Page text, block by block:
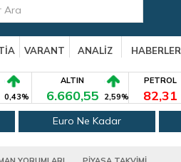
VARANT ANALİZ HABERLER
0,43%
ALTIN
6.660,55 2,59%
PETROL
82,31
Euro Ne Kadar